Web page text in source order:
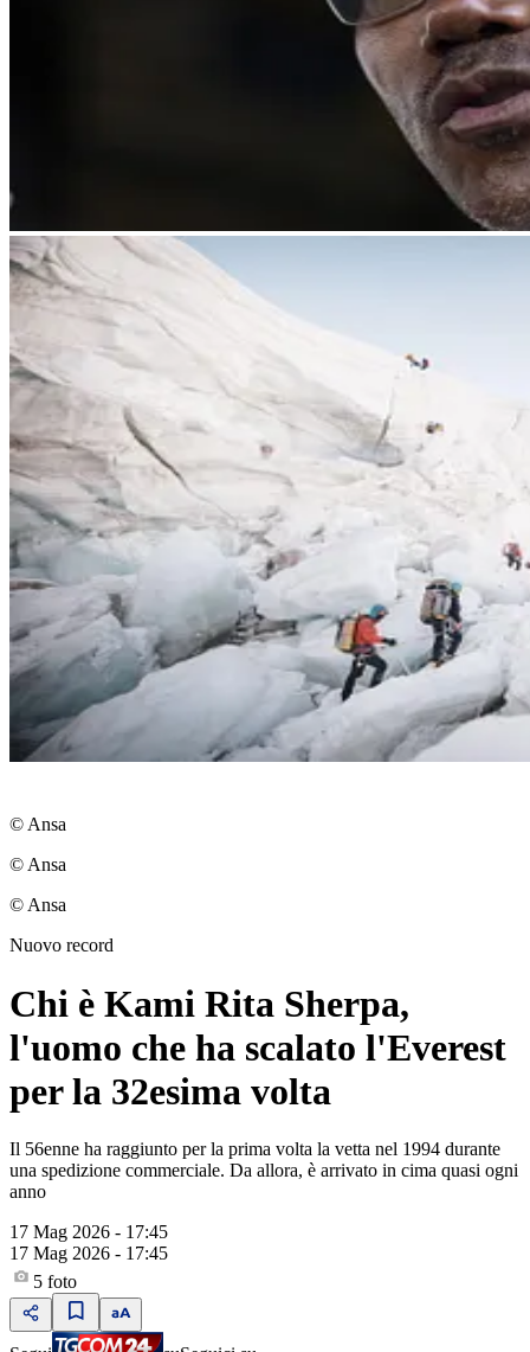
© Ansa
© Ansa
© Ansa
Nuovo record
Chi è Kami Rita Sherpa,
l'uomo che ha scalato l'Everest
per la 32esima volta
Il 56enne ha raggiunto per la prima volta la vetta nel 1994 durante
una spedizione commerciale. Da allora, è arrivato in cima quasi ogni
anno
17 Mag 2026 - 17:45
17 Mag 2026 - 17:45
5 foto